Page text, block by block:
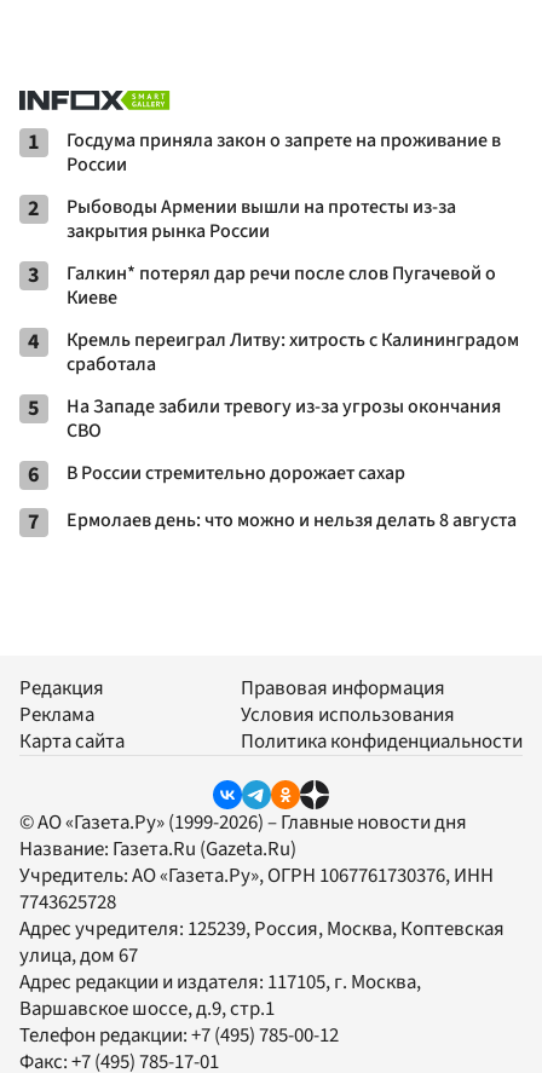
1
Госдума приняла закон о запрете на проживание в
России
2
Рыбоводы Армении вышли на протесты из-за
закрытия рынка России
3
Галкин* потерял дар речи после слов Пугачевой о
Киеве
4
Кремль переиграл Литву: хитрость с Калининградом
сработала
5
На Западе забили тревогу из-за угрозы окончания
СВО
6 В России стремительно дорожает сахар
7 Ермолаев день: что можно и нельзя делать 8 августа
Редакция
Реклама
Карта сайта
Правовая информация
Условия использования
Политика конфиденциальности
© АО «Газета.Ру» (1999-2026) – Главные новости дня
Название: Газета.Ru (Gazeta.Ru)
Учредитель:АО «Газета.Ру», ОГРН 1067761730376, ИНН
7743625728
Адрес учредителя: 125239, Россия, Москва, Коптевская
улица, дом 67
Адрес редакции и издателя: 117105, г. Москва,
Варшавское шоссе, д.9, стр.1
Телефон редакции:+7 (495) 785-00-12
Факс:+7 (495) 785-17-01